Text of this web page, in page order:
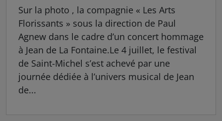
Sur la photo , la compagnie « Les Arts
Florissants » sous la direction de Paul
Agnew dans le cadre d’un concert hommage
à Jean de La Fontaine.Le 4 juillet, le festival
de Saint-Michel s’est achevé par une
journée dédiée à l’univers musical de Jean
de...